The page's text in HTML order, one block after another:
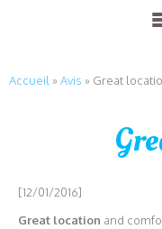
Accueil »Avis » Great
[12/01/2016]
Great location and